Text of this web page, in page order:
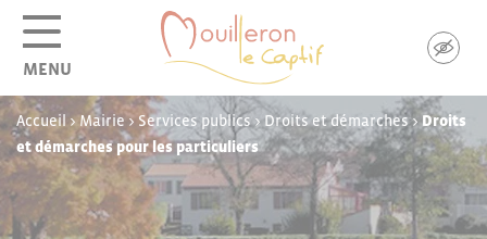
MENU
Accueil >Mairie> Services publics>Droits et démarches>Droits
et démarches pour les particuliers
Panneau de gestion des cookies